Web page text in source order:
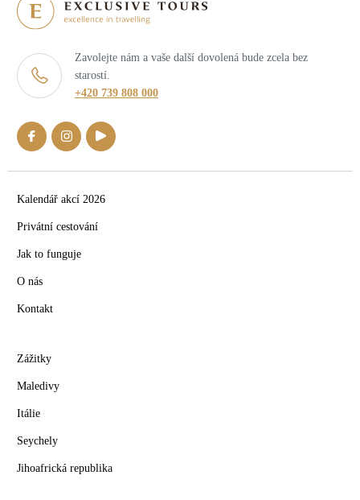
Zavolejte nám a vaše další dovolená bude zcela bez
starostí.
+420 739 808 000
Kalendář akcí 2026
Privátní cestování
Jak to funguje
O nás
Kontakt
Zážitky
Maledivy
Itálie
Seychely
Jihoafrická republika